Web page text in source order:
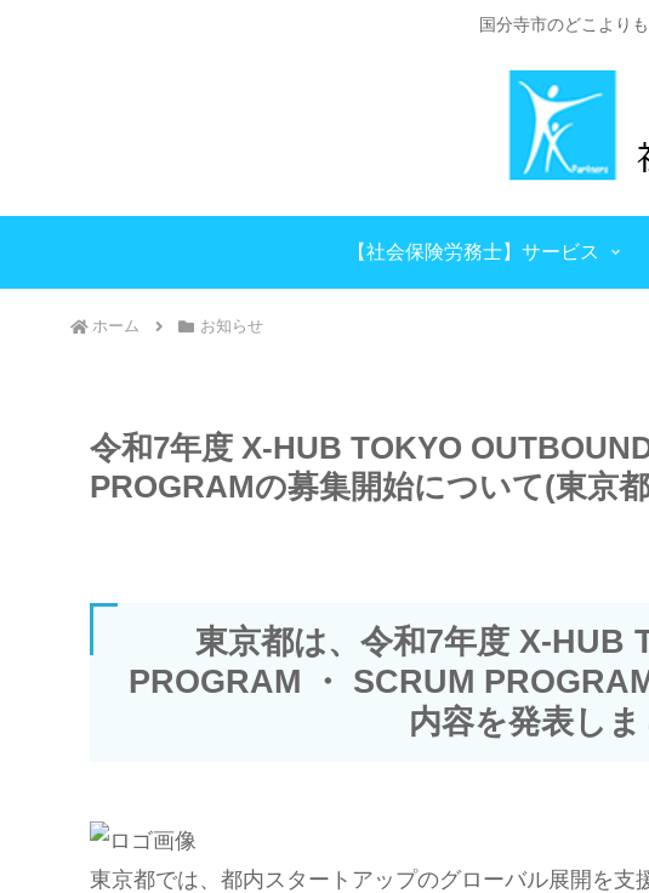
国分寺市のどこより
【社会保険労務士】サービス
ホーム お知らせ
令和7年度 X-HUB TOKYO
PROGRAMの募集開始について(東京
東京都は、令和7年度 X-HUB
PROGRAM ・ SCRUM
内容を発表しま
東京都では、都内スタートアップのグローバル展開を